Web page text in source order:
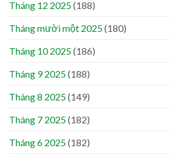
Tháng 12 2025(188)
Tháng mười một 2025(180)
Tháng 10 2025(186)
Tháng 9 2025(188)
Tháng 8 2025(149)
Tháng 7 2025(182)
Tháng 6 2025(182)